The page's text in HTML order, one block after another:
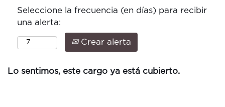
Seleccione la frecuencia (en días) para recibir
una alerta:
Crear alerta
Lo sentimos, este cargo ya está cubierto.